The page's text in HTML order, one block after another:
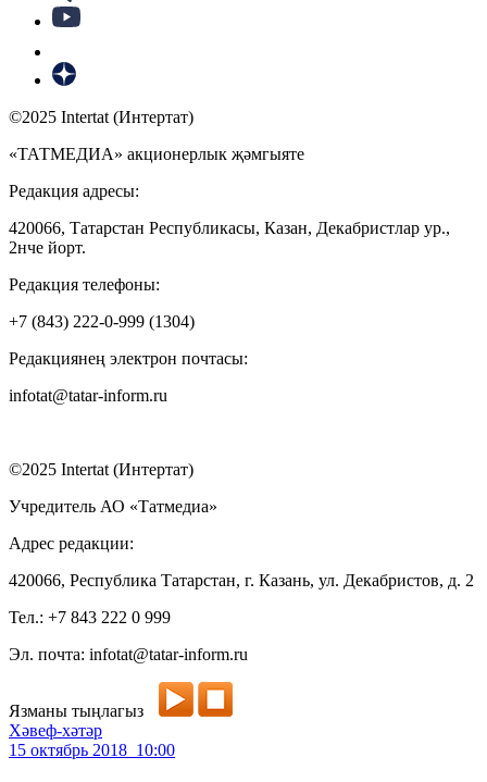
©2025 Intertat (Интертат)
«ТАТМЕДИА» акционерлык җәмгыяте
Редакция адресы:
420066, Татарстан Республикасы, Казан, Декабристлар ур.,
2нче йорт.
Редакция телефоны:
+7 (843) 222-0-999 (1304)
Редакциянең электрон почтасы:
infotat@tatar-inform.ru
©2025 Intertat (Интертат)
Учредитель АО «Татмедиа»
Адрес редакции:
420066, Республика Татарстан, г. Казань, ул. Декабристов, д. 2
Тел.: +7 843 222 0 999
Эл. почта: infotat@tatar-inform.ru
Язманы тыңлагыз
Хәвеф-хәтәр
15 октябрь 2018 10:00